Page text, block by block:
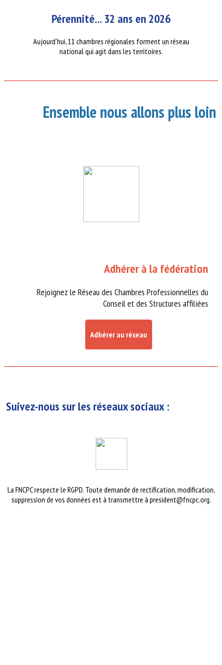
Pérennité... 32 ans en 2026
Aujourd'hui, 11 chambres régionales forment un réseau
national qui agit dans les territoires.
Ensemble nous allons plus loin
Adhérer à la fédération
Rejoignez le Réseau des Chambres Professionnelles du
Conseil et des Structures affiliées
Adhérer au réseau
Suivez-nous sur les réseaux sociaux :
La FNCPC respecte le RGPD. Toute demande de rectification, modification,
suppression de vos données est à transmettre à president@fncpc.org.